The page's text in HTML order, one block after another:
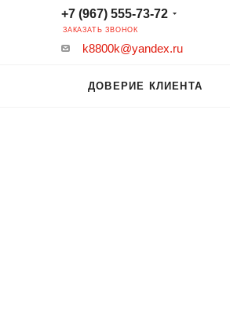
+7 (967) 555-73-72
ЗАКАЗАТЬ ЗВОНОК
k8800k@yandex.ru
ДОВЕРИЕ КЛИЕНТА